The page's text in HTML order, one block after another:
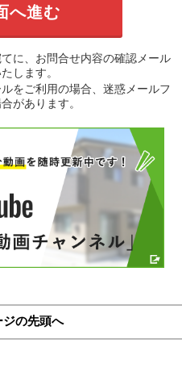
に、お問合せ内容の確認メール
します。
をご利用の場合、迷惑メールフ
があります。
ジの先頭へ